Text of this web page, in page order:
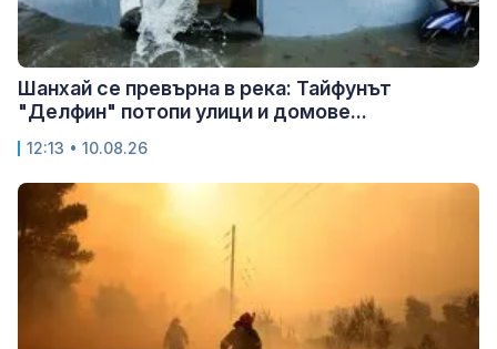
Шанхай се превърна в река: Тайфунът
"Делфин" потопи улици и домове...
12:13 • 10.08.26